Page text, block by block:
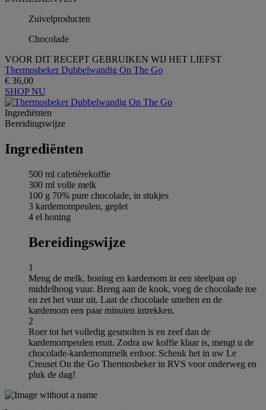
Zuivelproducten
Chocolade
VOOR DIT RECEPT GEBRUIKEN WIJ HET LIEFST
Thermosbeker Dubbelwandig On The Go
€ 36,00
SHOP NU
Ingrediёnten
Bereidingswijze
Ingrediёnten
500 ml cafetièrekoffie
300 ml volle melk
100 g 70% pure chocolade, in stukjes
3 kardemompeulen, geplet
4 el honing
Bereidingswijze
1
Meng de melk, honing en kardemom in een steelpan op
middelhoog vuur. Breng aan de kook, voeg de chocolade toe
en zet het vuur uit. Laat de chocolade smelten en de
kardemom een paar minuten intrekken.
2
Roer tot het volledig gesmolten is en zeef dan de
kardemompeulen eruit. Zodra uw koffie klaar is, mengt u de
chocolade-kardemommelk erdoor. Schenk het in uw Le
Creuset On the Go Thermosbeker in RVS voor onderweg en
pluk de dag!